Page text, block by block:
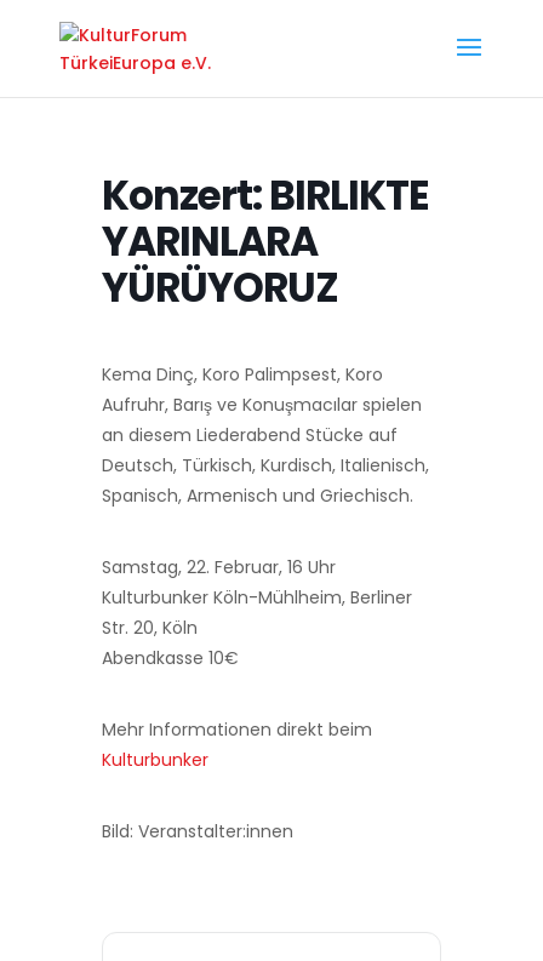
Konzert: BIRLIKTE
YARINLARA
YÜRÜYORUZ
Kema Dinç, Koro Palimpsest, Koro
Aufruhr, Barış ve Konuşmacılar spielen
an diesem Liederabend Stücke auf
Deutsch, Türkisch, Kurdisch, Italienisch,
Spanisch, Armenisch und Griechisch.
Samstag, 22. Februar, 16 Uhr
Kulturbunker Köln-Mühlheim, Berliner
Str. 20, Köln
Abendkasse 10€
Mehr Informationen direkt beim
Kulturbunker
Bild: Veranstalter:innen